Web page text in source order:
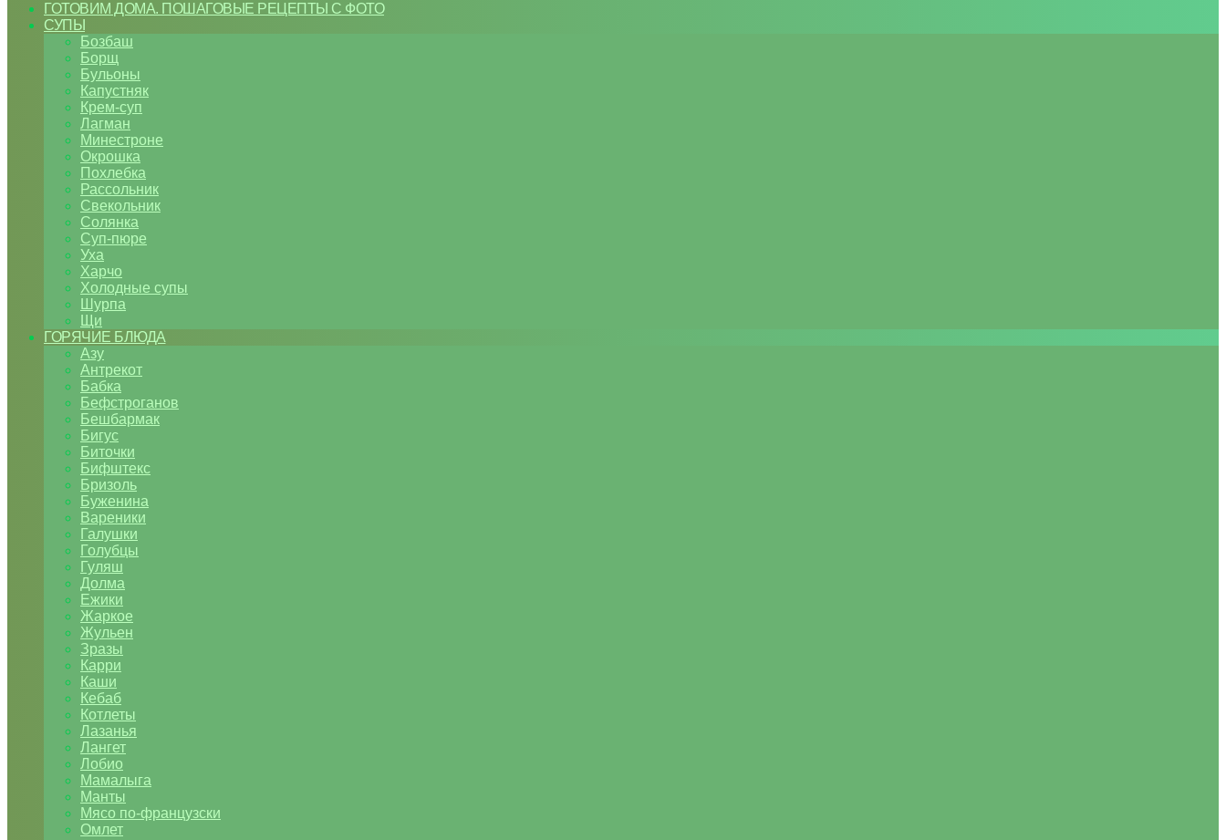
ГОТОВИМ ДОМА. ПОШАГОВЫЕ РЕЦЕПТЫ С ФОТО
СУПЫ
Бозбаш
Борщ
Бульоны
Капустняк
Крем-суп
Лагман
Минестроне
Окрошка
Похлебка
Рассольник
Свекольник
Солянка
Суп-пюре
Уха
Харчо
Холодные супы
Шурпа
Щи
ГОРЯЧИЕ БЛЮДА
Азу
Антрекот
Бабка
Бефстроганов
Бешбармак
Бигус
Биточки
Бифштекс
Бризоль
Буженина
Вареники
Галушки
Голубцы
Гуляш
Долма
Ежики
Жаркое
Жульен
Зразы
Карри
Каши
Кебаб
Котлеты
Лазанья
Лангет
Лобио
Мамалыга
Манты
Мясо по-французски
Омлет